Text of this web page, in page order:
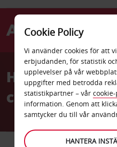
AvisHyrbil Le
centrum
Cookie Policy
Vi använder cookies för att
erbjudanden, för statistik
upplevelser på vår
uppgifter med betrodda
statistikpartner – vår
information. Genom att
samtycker du till vår
HANTERA